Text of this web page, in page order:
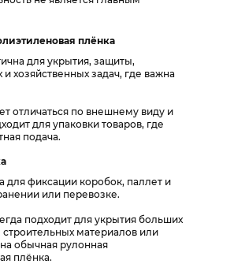
плёнка
для укрытия, защиты,
и хозяйственных задач, где важна
отличаться по внешнему виду и
для упаковки товаров, где
подача.
для фиксации коробок, паллет и
или перевозке.
подходит для укрытия больших
строительных материалов или
обычная рулонная
плёнка.